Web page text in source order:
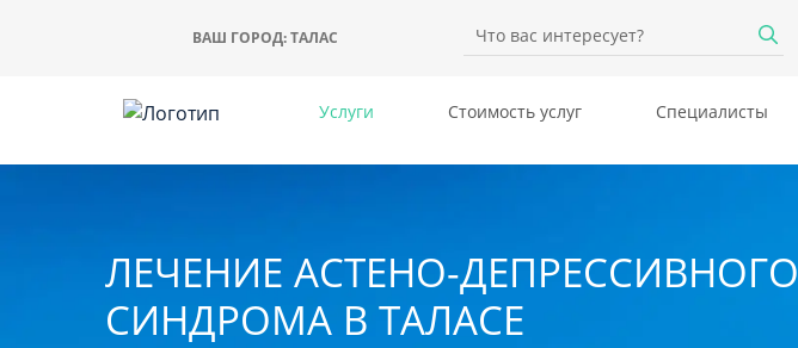
ВАШ ГОРОД:ТАЛАС
Услуги Стоимость услуг Специалисты
ЛЕЧЕНИЕ АСТЕНО-ДЕПРЕССИВНОГО
СИНДРОМА В ТАЛАСЕ